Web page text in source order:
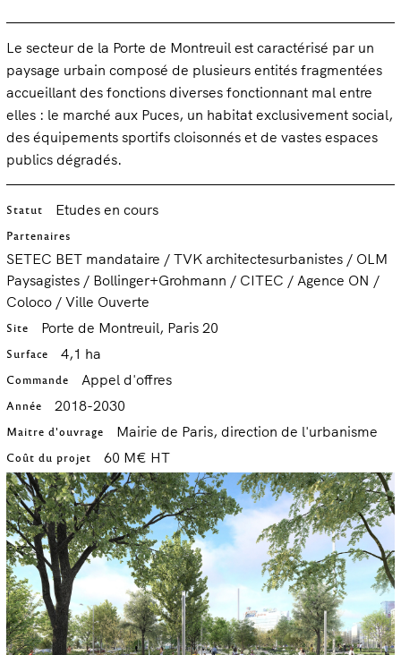
Le secteur de la Porte de Montreuil est caractérisé par un
paysage urbain composé de plusieurs entités fragmentées
accueillant des fonctions diverses fonctionnant mal entre
elles : le marché aux Puces, un habitat exclusivement social,
des équipements sportifs cloisonnés et de vastes espaces
publics dégradés.
Statut Etudes en cours
Partenaires
SETEC BET mandataire / TVK architectesurbanistes / OLM
Paysagistes / Bollinger+Grohmann / CITEC / Agence ON /
Coloco / Ville Ouverte
Site Porte de Montreuil, Paris 20
Surface 4,1 ha
Commande Appel d'offres
Année 2018-2030
Maitre d'ouvrage Mairie de Paris, direction de l'urbanisme
Coût du projet 60 M€ HT